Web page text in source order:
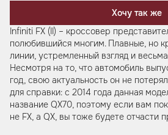
Хочу так же
Infiniti FX (II) – кроссовер
полюбившийся многим. Плавные, но
линии, устремленный взгляд и
Несмотря на то, что автомобиль
год, свою актуальность он не
для справки: с 2014 года данная
название QX70, поэтому если вам
не FX, а QX, вы тоже будете отчасти